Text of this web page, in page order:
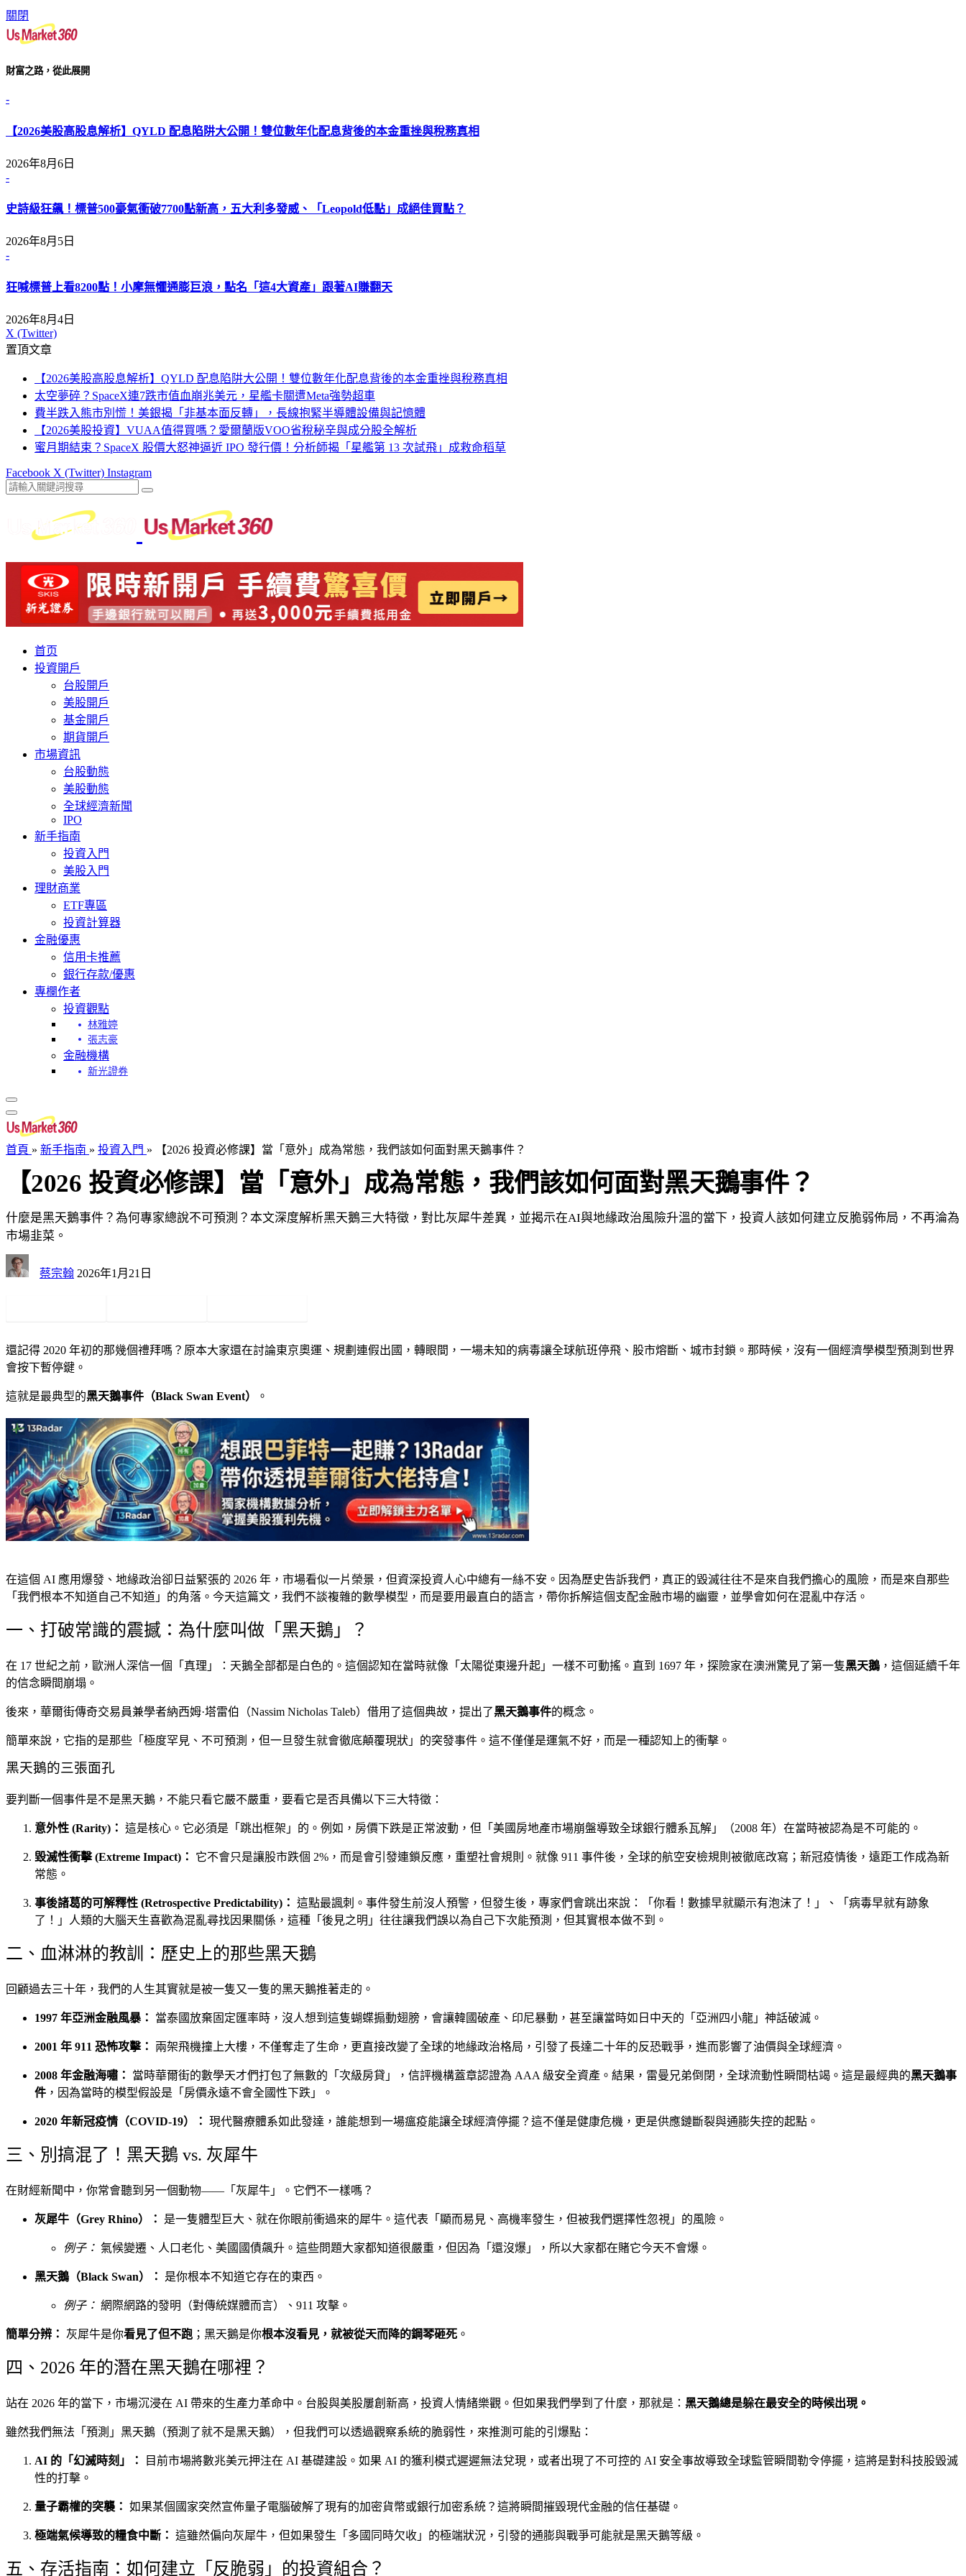
關閉
財富之路，從此展開
-
【2026美股高股息解析】QYLD 配息陷阱大公開！雙位數年化配息背後的本金重挫與稅務真相
2026年8月6日
-
史詩級狂飆！標普500豪氣衝破7700點新高，五大利多發威、「Leopold低點」成絕佳買點？
2026年8月5日
-
狂喊標普上看8200點！小摩無懼通膨巨浪，點名「這4大資產」跟著AI賺翻天
2026年8月4日
X (Twitter)
置頂文章
【2026美股高股息解析】QYLD 配息陷阱大公開！雙位數年化配息背後的本金重挫與稅務真相
太空夢碎？SpaceX連7跌市值血崩兆美元，星艦卡關遭Meta強勢超車
費半跌入熊市別慌！美銀揭「非基本面反轉」，長線抱緊半導體設備與記憶體
【2026美股投資】VUAA值得買嗎？愛爾蘭版VOO省稅秘辛與成分股全解析
蜜月期結束？SpaceX 股價大怒神逼近 IPO 發行價！分析師揭「星艦第 13 次試飛」成救命稻草
Facebook X (Twitter) Instagram
首页
投資開戶
台股開戶
美股開戶
基金開戶
期貨開戶
市場資訊
台股動態
美股動態
全球經濟新聞
IPO
新手指南
投資入門
美股入門
理財商業
ETF專區
投資計算器
金融優惠
信用卡推薦
銀行存款/優惠
專欄作者
投資觀點
林雅婷
張志豪
金融機構
新光證券
首頁 » 新手指南 » 投資入門 » 【2026 投資必修課】當「意外」成為常態，我們該如何面對黑天鵝事件？
【2026 投資必修課】當「意外」成為常態，我們該如何面對黑天鵝事件？
什麼是黑天鵝事件？為何專家總說不可預測？本文深度解析黑天鵝三大特徵，對比灰犀牛差異，並揭示在AI與地緣政治風險升溫的當下，投資人該如何建立反脆弱佈局，不再淪為
市場韭菜。
蔡宗翰 2026年1月21日
還記得 2020 年初的那幾個禮拜嗎？原本大家還在討論東京奧運、規劃連假出國，轉眼間，一場未知的病毒讓全球航班停飛、股市熔斷、城市封鎖。那時候，沒有一個經濟學模型預測到世界
會按下暫停鍵。
這就是最典型的黑天鵝事件（Black Swan Event） 。
在這個 AI 應用爆發、地緣政治卻日益緊張的 2026 年，市場看似一片榮景，但資深投資人心中總有一絲不安。因為歷史告訴我們，真正的毀滅往往不是來自我們擔心的風險，而是來自那些
「我們根本不知道自己不知道」的角落。今天這篇文，我們不談複雜的數學模型，而是要用最直白的語言，帶你拆解這個支配金融市場的幽靈，並學會如何在混亂中存活。
一、打破常識的震撼：為什麼叫做「黑天鵝」？
在 17 世紀之前，歐洲人深信一個「真理」：天鵝全部都是白色的。這個認知在當時就像「太陽從東邊升起」一樣不可動搖。直到 1697 年，探險家在澳洲驚見了第一隻黑天鵝 ，這個延續千年
的信念瞬間崩塌。
後來，華爾街傳奇交易員兼學者納西姆·塔雷伯（Nassim Nicholas Taleb）借用了這個典故，提出了黑天鵝事件的概念。
簡單來說，它指的是那些「極度罕見、不可預測，但一旦發生就會徹底顛覆現狀」的突發事件。這不僅僅是運氣不好，而是一種認知上的衝擊。
黑天鵝的三張面孔
要判斷一個事件是不是黑天鵝，不能只看它嚴不嚴重，要看它是否具備以下三大特徵：
意外性 (Rarity)： 這是核心。它必須是「跳出框架」的。例如，房價下跌是正常波動，但「美國房地產市場崩盤導致全球銀行體系瓦解」（2008 年）在當時被認為是不可能的。
毀滅性衝擊 (Extreme Impact)：
它不會只是讓股市跌個 2%，而是會引發連鎖反應，重塑社會規則。就像 911 事件後，全球的航空安檢規則被徹底改寫；新冠疫情後，遠距工作成為新
常態。
事後諸葛的可解釋性 (Retrospective Predictability)： 這點最諷刺。事件發生前沒人預警，但發生後，專家們會跳出來說：「你看！數據早就顯示有泡沫了！」、「病毒早就有跡象
了！」人類的大腦天生喜歡為混亂尋找因果關係，這種「後見之明」往往讓我們誤以為自己下次能預測，但其實根本做不到。
二、血淋淋的教訓：歷史上的那些黑天鵝
回顧過去三十年，我們的人生其實就是被一隻又一隻的黑天鵝推著走的。
1997 年亞洲金融風暴： 當泰國放棄固定匯率時，沒人想到這隻蝴蝶搧動翅膀，會讓韓國破產、印尼暴動，甚至讓當時如日中天的「亞洲四小龍」神話破滅。
2001 年 911 恐怖攻擊： 兩架飛機撞上大樓，不僅奪走了生命，更直接改變了全球的地緣政治格局，引發了長達二十年的反恐戰爭，進而影響了油價與全球經濟。
2008 年金融海嘯： 當時華爾街的數學天才們打包了無數的「次級房貸」，信評機構蓋章認證為 AAA 級安全資產。結果，雷曼兄弟倒閉，全球流動性瞬間枯竭。這是最經典的黑天鵝事
件 ，因為當時的模型假設是「房價永遠不會全國性下跌」。
2020 年新冠疫情（COVID-19）： 現代醫療體系如此發達，誰能想到一場瘟疫能讓全球經濟停擺？這不僅是健康危機，更是供應鏈斷裂與通膨失控的起點。
三、別搞混了！黑天鵝 vs. 灰犀牛
在財經新聞中，你常會聽到另一個動物——「灰犀牛」。它們不一樣嗎？
灰犀牛（Grey Rhino）： 是一隻體型巨大、就在你眼前衝過來的犀牛。這代表「顯而易見、高機率發生，但被我們選擇性忽視」的風險。
例子： 氣候變遷、人口老化、美國國債飆升。這些問題大家都知道很嚴重，但因為「還沒爆」，所以大家都在賭它今天不會爆。
黑天鵝（Black Swan）： 是你根本不知道它存在的東西。
例子： 網際網路的發明（對傳統媒體而言）、911 攻擊。
簡單分辨： 灰犀牛是你看見了但不跑 ；黑天鵝是你根本沒看見，就被從天而降的鋼琴砸死 。
四、2026 年的潛在黑天鵝在哪裡？
站在 2026 年的當下，市場沉浸在 AI 帶來的生產力革命中。台股與美股屢創新高，投資人情緒樂觀。但如果我們學到了什麼，那就是： 黑天鵝總是躲在最安全的時候出現。
雖然我們無法「預測」黑天鵝（預測了就不是黑天鵝），但我們可以透過觀察系統的脆弱性，來推測可能的引爆點：
AI 的「幻滅時刻」：
目前市場將數兆美元押注在 AI 基礎建設。如果 AI 的獲利模式遲遲無法兌現，或者出現了不可控的 AI 安全事故導致全球監管瞬間勒令停擺，這將是對科技股毀滅
性的打擊。
量子霸權的突襲： 如果某個國家突然宣佈量子電腦破解了現有的加密貨幣或銀行加密系統？這將瞬間摧毀現代金融的信任基礎。
極端氣候導致的糧食中斷： 這雖然偏向灰犀牛，但如果發生「多國同時欠收」的極端狀況，引發的通膨與戰爭可能就是黑天鵝等級。
五、存活指南：如何建立「反脆弱」的投資組合？